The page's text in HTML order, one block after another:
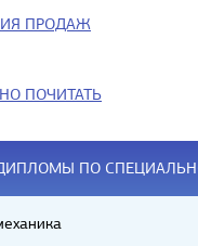
ПРОДАЖ
ПОЧИТАТЬ
ПО